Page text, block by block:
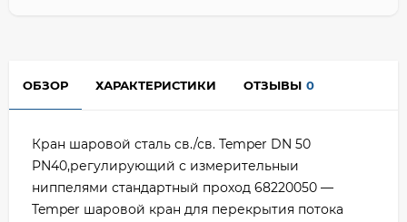
ОБЗОР ХАРАКТЕРИСТИКИ ОТЗЫВЫ 0
Кран шаровой сталь св./св. Temper DN 50
PN40,регулирующий с измерительныи
ниппелями стандартный проход 68220050 —
Temper шаровой кран для перекрытия потока